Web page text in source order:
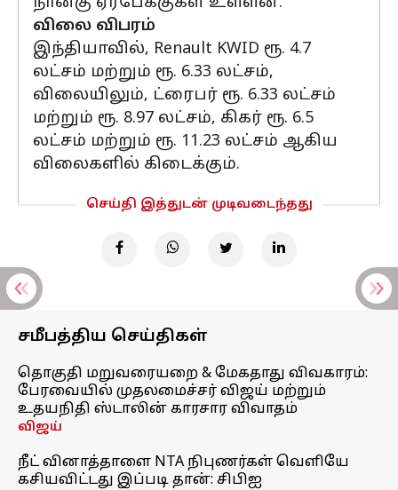
விலை விபரம்
இந்தியாவில், Renault KWID ரூ. 4.7
லட்சம் மற்றும் ரூ. 6.33 லட்சம்,
விலையிலும், ட்ரைபர் ரூ. 6.33 லட்சம்
மற்றும் ரூ. 8.97 லட்சம், கிகர் ரூ. 6.5
லட்சம் மற்றும் ரூ. 11.23 லட்சம் ஆகிய
விலைகளில் கிடைக்கும்.
செய்தி இத்துடன் முடிவடைந்தது
சமீபத்திய செய்திகள்
தொகுதி மறுவரையறை & மேகதாது விவகாரம்:
பேரவையில் முதலமைச்சர் விஜய் மற்றும்
உதயநிதி ஸ்டாலின் காரசார விவாதம்
விஜய்
நீட் வினாத்தாளை NTA நிபுணர்கள் வெளியே
கசியவிட்டது இப்படி தான்: சிபிஐ